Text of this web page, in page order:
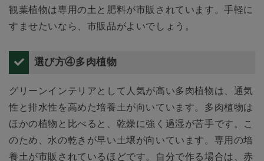
観葉植物は専用の土と肥料が市販されています。手軽に
すませたいなら、市販品がよいでしょう。
選び方④多肉植物
グリーンインテリアとして人気が高い多肉植物は、通気
性と排水性を高めた培養土が向いています。多肉植物は
ほかの植物と比べると、乾燥に強く過湿が苦手です。こ
のため、水の乾きが早い土壌が向いています。専用の培
養土が市販されているほどです。自分で作る場合は、赤